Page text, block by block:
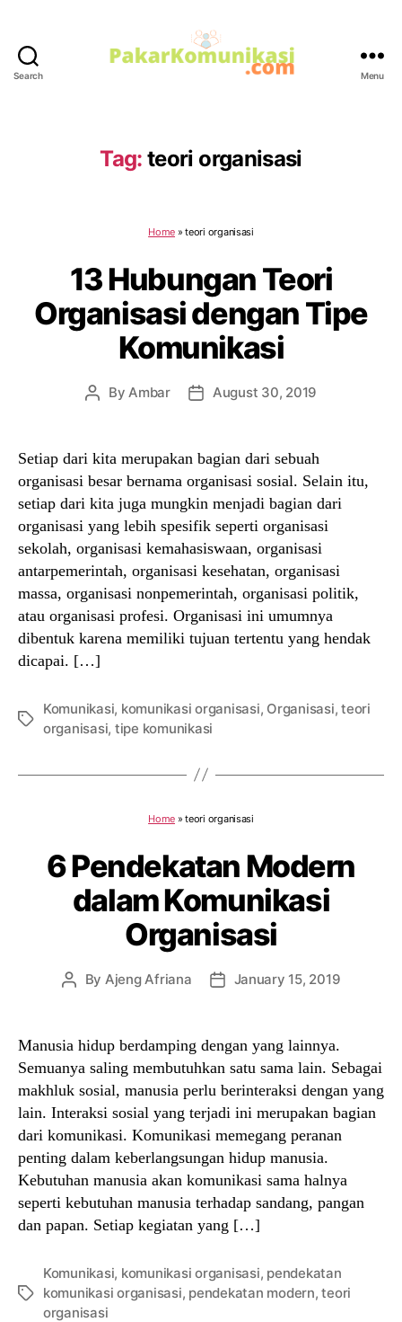
Search Menu
Tag: teori organisasi
Home »teori organisasi
13 Hubungan Teori
Organisasi dengan Tipe
Komunikasi
PostByAmbar
PostAugust 30, 2019
Setiap dari kita merupakan bagian dari sebuah
organisasi besar bernama organisasi sosial. Selain itu,
setiap dari kita juga mungkin menjadi bagian dari
organisasi yang lebih spesifik seperti organisasi
sekolah, organisasi kemahasiswaan, organisasi
antarpemerintah, organisasi kesehatan, organisasi
massa, organisasi nonpemerintah, organisasi politik,
atau organisasi profesi. Organisasi ini umumnya
dibentuk karena memiliki tujuan tertentu yang hendak
dicapai. […]
Tags
Komunikasi, komunikasi organisasi, Organisasi,teori
organisasi, tipe komunikasi
Home »teori organisasi
6 Pendekatan Modern
dalam Komunikasi
Organisasi
Post
By Ajeng Afriana
PostJanuary 15, 2019
Manusia hidup berdamping dengan yang lainnya.
Semuanya saling membutuhkan satu sama lain. Sebagai
makhluk sosial, manusia perlu berinteraksi dengan yang
lain. Interaksi sosial yang terjadi ini merupakan bagian
dari komunikasi. Komunikasi memegang peranan
penting dalam keberlangsungan hidup manusia.
Kebutuhan manusia akan komunikasi sama halnya
seperti kebutuhan manusia terhadap sandang, pangan
dan papan. Setiap kegiatan yang […]
Tags
Komunikasi, komunikasi organisasi, pendekatan
komunikasi organisasi, pendekatan modern,teori
organisasi